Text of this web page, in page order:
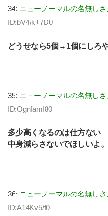
34: ニューノーマルの名無しさ
ID:bV4/k+7D0
どうせなら5個→1個にしろ
35: ニューノーマルの名無しさ
ID:OgnfamI80
多少高くなるのは仕方ない
中身減らさないでほしいよ
36: ニューノーマルの名無しさ
ID:A14Kv5/f0